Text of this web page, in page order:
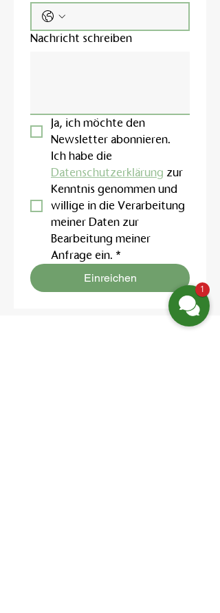
Nachricht schreiben
Ja, ich möchte den
Newsletter abonnieren.
Datenschutzerklärung zur
Kenntnis genommen und
willige in die Verarbeitung
meiner Daten zur
Bearbeitung meiner
Anfrage ein. *
Einreichen
1